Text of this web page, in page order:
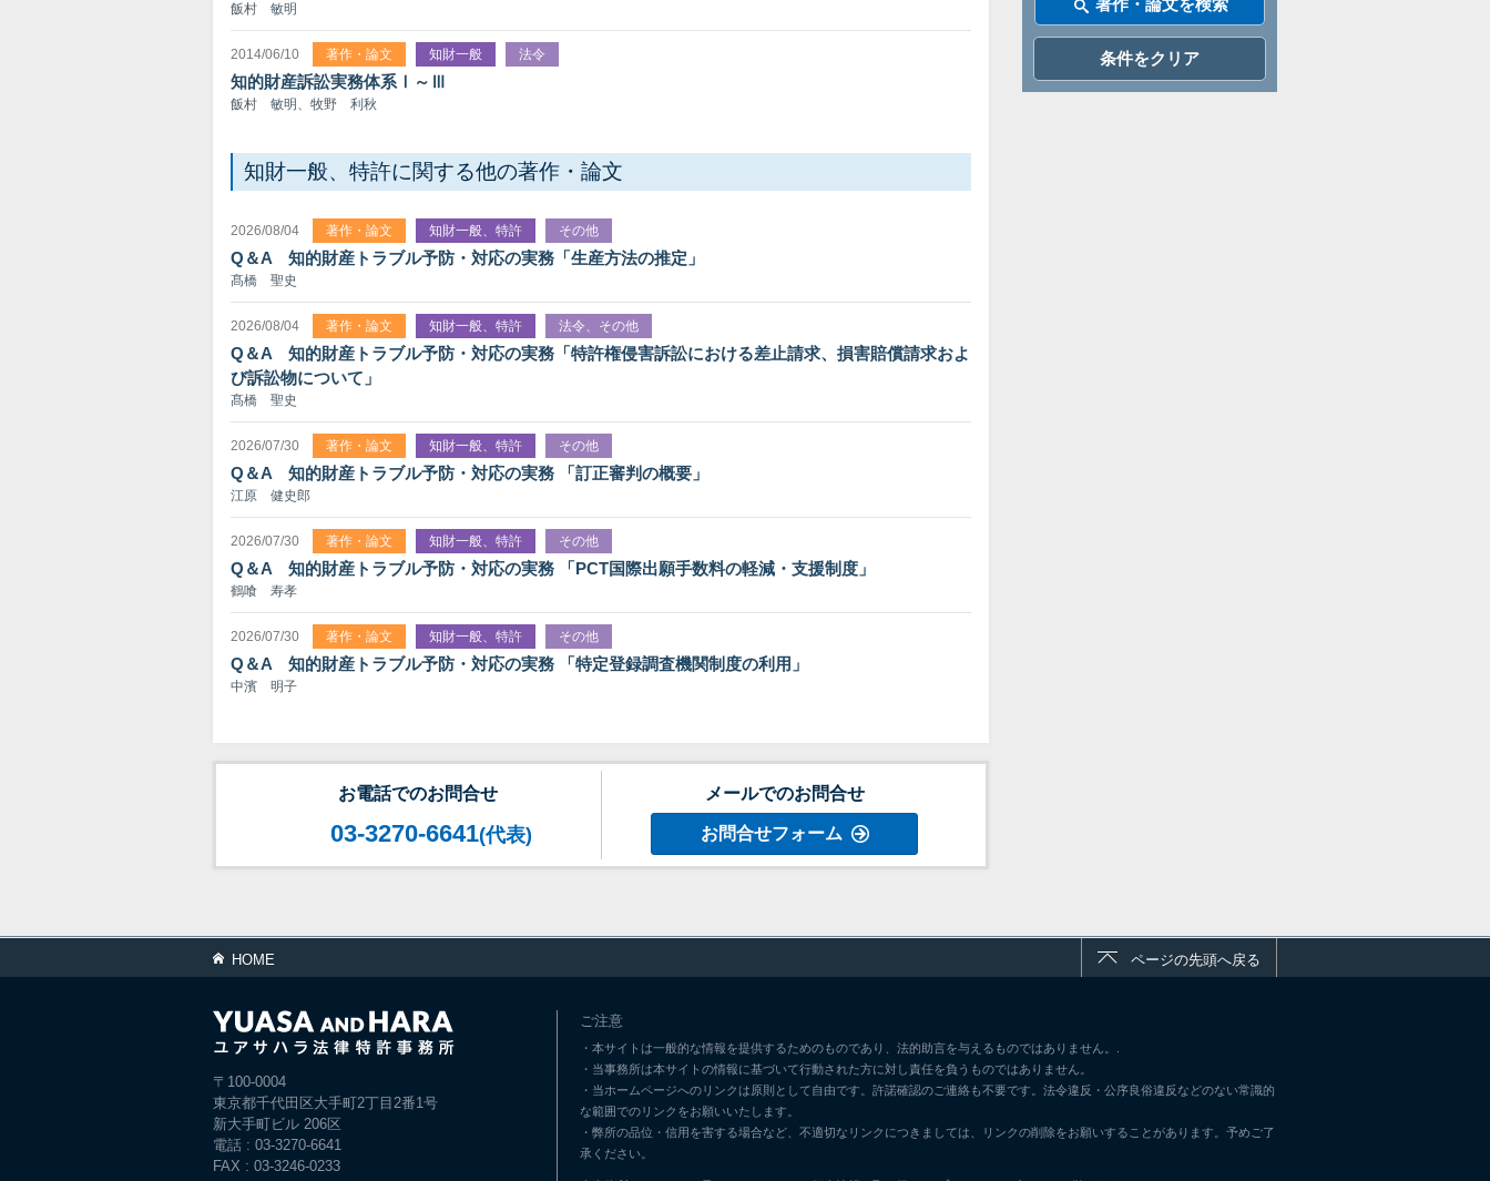
飯村 敏明
2014/06/10 著作・論文 知財一般 法令
知的財産訴訟実務体系Ⅰ～Ⅲ
飯村 敏明、牧野 利秋
知財一般、特許に関する他の著作・論文
2026/08/04 著作・論文 知財一般、特許 その他
Q＆A 知的財産トラブル予防・対応の実務「生産方法の推定」
髙橋 聖史
2026/08/04 著作・論文 知財一般、特許 法令、その他
Q＆A 知的財産トラブル予防・対応の実務「特許権侵害訴訟における差止請求、損害賠償請求およ
び訴訟物について」
髙橋 聖史
2026/07/30 著作・論文 知財一般、特許 その他
Q＆A 知的財産トラブル予防・対応の実務 「訂正審判の概要」
江原 健史郎
2026/07/30 著作・論文 知財一般、特許 その他
Q＆A 知的財産トラブル予防・対応の実務 「PCT国際出願手数料の軽減・支援制度」
鶴喰 寿孝
2026/07/30 著作・論文 知財一般、特許 その他
Q＆A 知的財産トラブル予防・対応の実務 「特定登録調査機関制度の利用」
中濱 明子
お電話でのお問合せ
03-3270-6641(代表)
メールでのお問合せ
お問合せフォーム
条件をクリア
HOME ページの先頭へ戻る
〒100-0004
東京都千代田区大手町2丁目2番1号
新大手町ビル 206区
電話 : 03-3270-6641
FAX : 03-3246-0233
ご注意
・本サイトは一般的な情報を提供するためのものであり、法的助言を与えるものではありません。.
・当事務所は本サイトの情報に基づいて行動された方に対し責任を負うものではありません。
・当ホームページへのリンクは原則として自由です。許諾確認のご連絡も不要です。法令違反・公序良俗違反などのない常識的
な範囲でのリンクをお願いいたします。
・弊所の品位・信用を害する場合など、不適切なリンクにつきましては、リンクの削除をお願いすることがあります。予めご了
承ください。